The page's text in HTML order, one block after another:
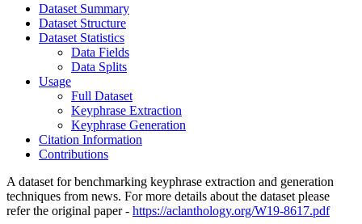
Dataset Summary
Dataset Structure
Dataset Statistics
Data Fields
Data Splits
Usage
Full Dataset
Keyphrase Extraction
Keyphrase Generation
Citation Information
Contributions
A dataset for benchmarking keyphrase extraction and generation
techniques from news. For more details about the dataset please
refer the original paper - https://aclanthology.org/W19-8617.pdf